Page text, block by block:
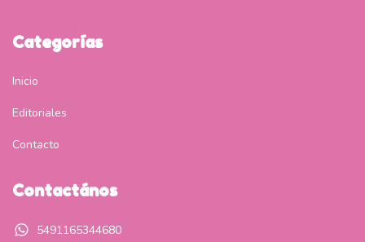
Categorías
Inicio
Editoriales
Contacto
Contactános
5491165344680